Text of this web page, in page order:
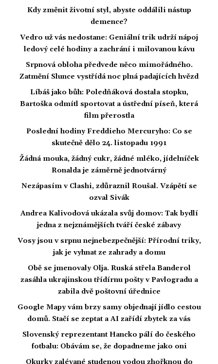
Kdy změnit životní styl, abyste oddálili nástup
demence?
Vedro už vás nedostane: Geniální trik udrží nápoj
ledový celé hodiny a zachrání i milovanou kávu
Srpnová obloha předvede něco mimořádného.
Zatmění Slunce vystřídá noc plná padajících hvězd
Líbáš jako bůh: Poledňáková dostala stopku,
Bartoška odmítl sportovat a ústřední píseň, která
film přerostla
Poslední hodiny Freddieho Mercuryho: Co se
skutečně dělo 24. listopadu 1991
Žádná mouka, žádný cukr, žádné mléko, jídelníček
Ronalda je záměrně jednotvárný
Nezápasím v Clashi, zdůraznil Roušal. Vzápětí se
ozval Sivák
Andrea Kalivodová ukázala svůj domov: Tak bydlí
jedna z nejznámějších tváří české zábavy
Vosy jsou v srpnu nejnebezpečnější: Přírodní triky,
jak je vyhnat ze zahrady a domu
Obě se jmenovaly Olja. Ruská střela Banderol
zasáhla ukrajinskou třídírnu pošty v Pavlogradu a
zabila dvě poštovní úřednice
Google Mapy vám brzy samy objednají jídlo cestou
domů. Stačí se zeptat a AI zařídí zbytek za vás
Slovenský reprezentant Hancko pálí do českého
fotbalu: Obávám se, že dopadneme jako oni
Okurky zalévané studenou vodou zhořknou do